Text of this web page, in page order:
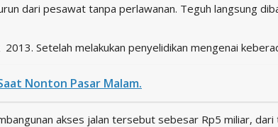
dari pesawat tanpa perlawanan. Teguh langsung
Setelah melakukan penyelidikan mengenai
Nonton Pasar Malam.
akses jalan tersebut sebesar Rp5 miliar,